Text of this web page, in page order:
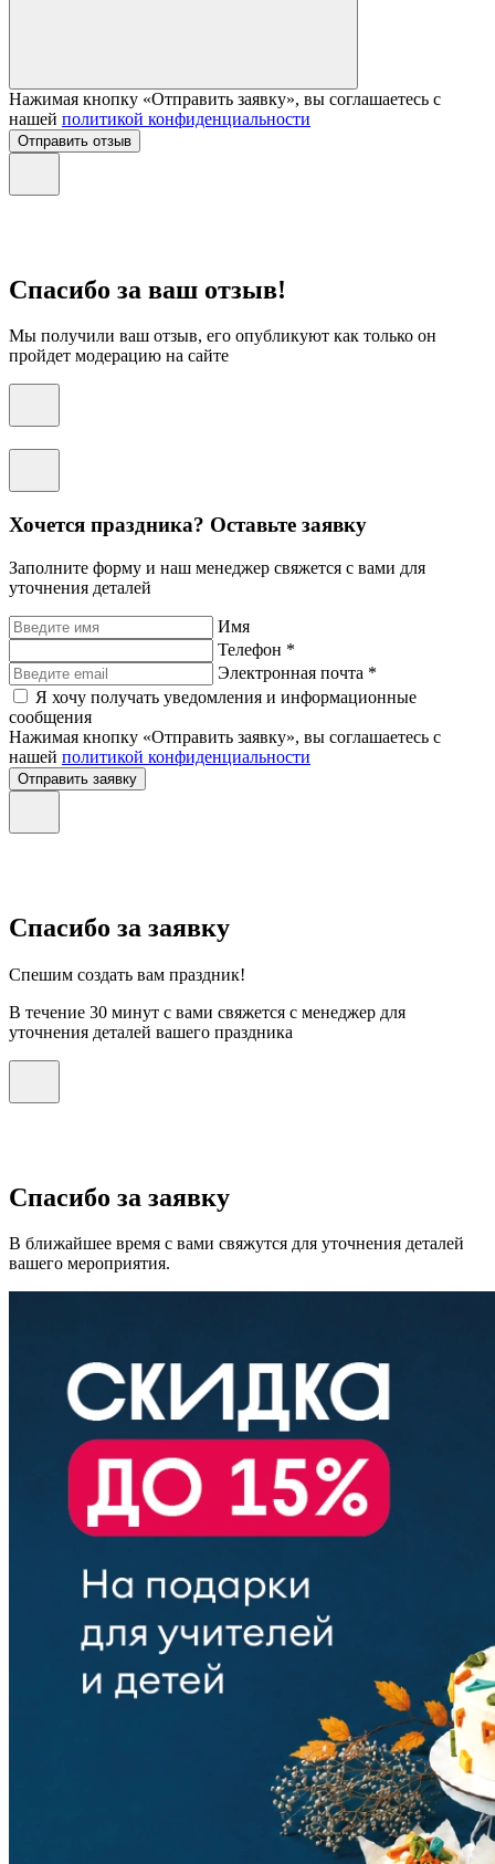
Нажимая кнопку «Отправить заявку», вы соглашаетесь с
нашей политикой конфиденциальности
Отправить отзыв
Спасибо за ваш отзыв!
Мы получили ваш отзыв, его опубликуют как только он
пройдет модерацию на сайте
Хочется праздника? Оставьте заявку
Заполните форму и наш менеджер свяжется с вами для
уточнения деталей
Имя
Телефон *
Электронная почта *
Я хочу получать уведомления и информационные
сообщения
Нажимая кнопку «Отправить заявку», вы соглашаетесь с
нашей политикой конфиденциальности
Отправить заявку
Спасибо за заявку
Спешим создать вам праздник!
В течение 30 минут с вами свяжется с менеджер для
уточнения деталей вашего праздника
Спасибо за заявку
В ближайшее время с вами свяжутся для уточнения деталей
вашего мероприятия.